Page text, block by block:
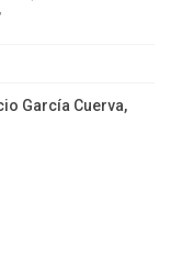
García Cuerva,